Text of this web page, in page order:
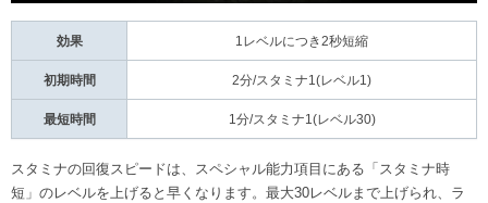
効果 1レベルにつき2秒短縮
初期時間 2分/スタミナ1(レベル1)
最短時間 1分/スタミナ1(レベル30)
スタミナの回復スピードは、スペシャル能力項目にある「スタミナ時
短」のレベルを上げると早くなります。最大30レベルまで上げられ、ラ